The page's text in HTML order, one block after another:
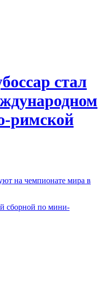
стал
римской
на чемпионате мира в
сборной по мини-